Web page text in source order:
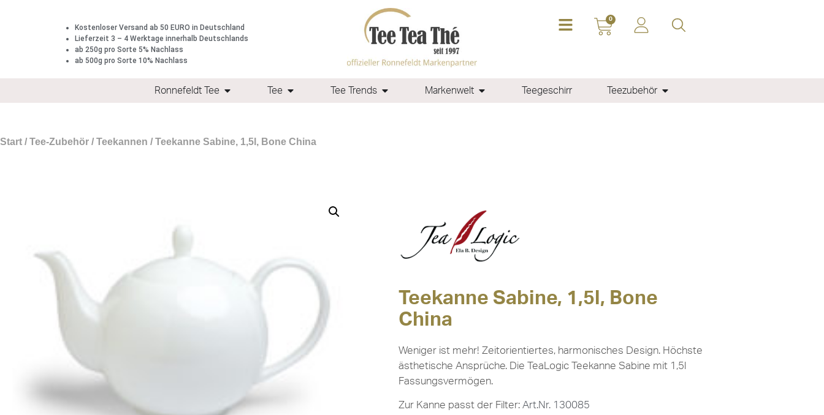
Kostenloser Versand ab 50 EURO in Deutschland
Lieferzeit 3 – 4 Werktage innerhalb Deutschlands
ab 250g pro Sorte 5% Nachlass
ab 500g pro Sorte 10% Nachlass
0
Ronnefeldt Tee Tee Tee Trends Markenwelt Teegeschirr Teezubehör
Start / Tee-Zubehör / Teekannen / Teekanne Sabine, 1,5l, Bone China
Teekanne Sabine, 1,5l, Bone
China
Weniger ist mehr! Zeitorientiertes, harmonisches Design. Höchste
ästhetische Ansprüche. Die TeaLogic Teekanne Sabine mit 1,5l
Fassungsvermögen.
Zur Kanne passt der Filter: Art.Nr. 130085